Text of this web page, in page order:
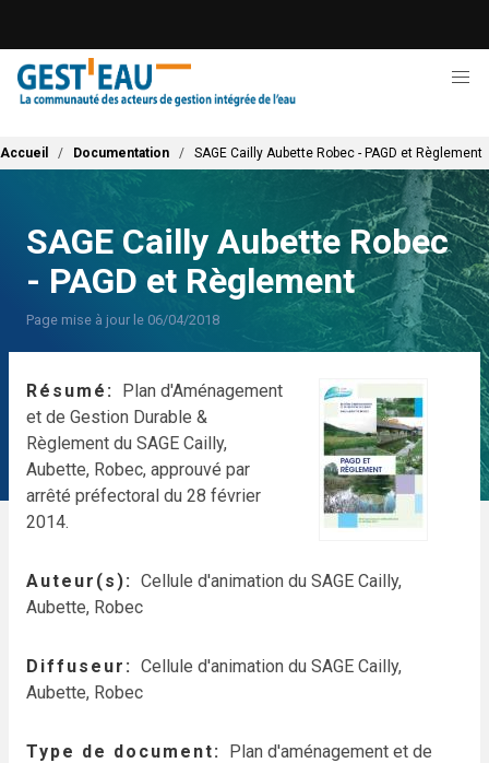
contenu
principal
Fil d'Ariane
Accueil Documentation SAGE Cailly Aubette Robec - PAGD et Règlement
SAGE Cailly Aubette Robec
- PAGD et Règlement
Page mise à jour le 06/04/2018
Résumé
Plan d'Aménagement
et de Gestion Durable &
Règlement du SAGE Cailly,
Aubette, Robec, approuvé par
arrêté préfectoral du 28 février
2014.
Auteur(s)
Cellule d'animation du SAGE Cailly,
Aubette, Robec
Diffuseur
Cellule d'animation du SAGE Cailly,
Aubette, Robec
Type de document
Plan d'aménagement et de